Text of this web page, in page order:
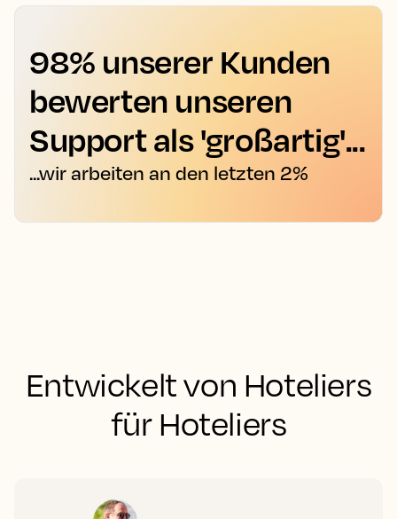
98% unserer Kunden
bewerten unseren
Support als 'großartig'...
...wir arbeiten an den letzten 2%
Entwickelt von Hoteliers
für Hoteliers